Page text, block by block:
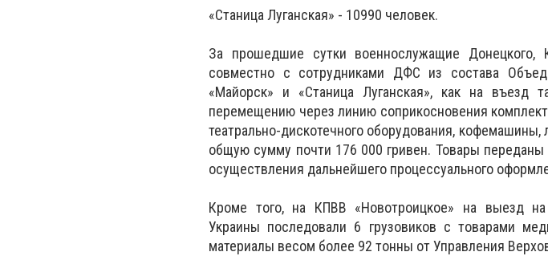
«Станица Луганская» - 10990 человек.
За прошедшие сутки военнослужащие Донецкого,
совместно с сотрудниками ДФС из состава
«Майорск» и «Станица Луганская», как на въезд
перемещению через линию соприкосновения
театрально-дискотечного оборудования,
общую сумму почти 176 000 гривен. Товары
осуществления дальнейшего процессуального
Кроме того, на КПВВ «Новотроицкое» на выезд
Украины последовали 6 грузовиков с товарами
материалы весом более 92 тонны от Управления